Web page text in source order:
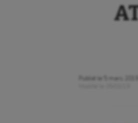
Publié le
5 mars 2019